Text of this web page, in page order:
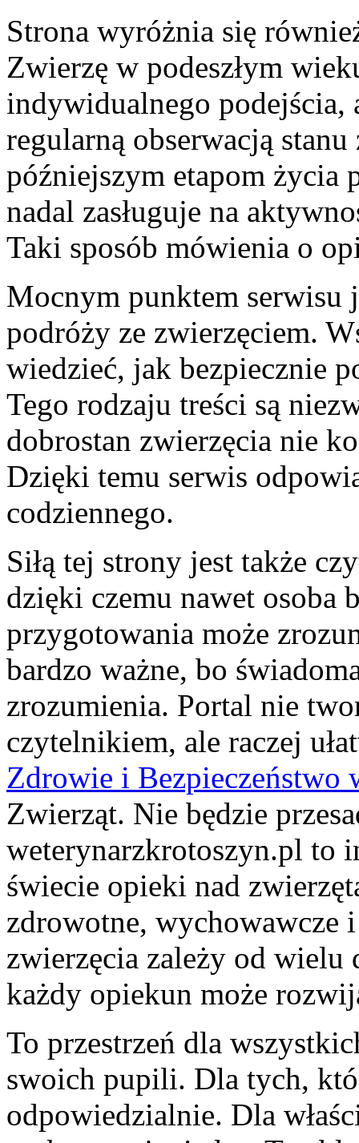
Strona wyróżnia się
Zwierzę w podeszłym
indywidualnego podejścia,
regularną obserwacją
późniejszym etapom życia
nadal zasługuje na
Taki sposób mówienia o
Mocnym punktem serwisu
podróży ze zwierzęciem.
wiedzieć, jak bezpiecznie
Tego rodzaju treści są
dobrostan zwierzęcia nie
Dzięki temu serwis
codziennego.
Siłą tej strony jest także
dzięki czemu nawet osoba
przygotowania może
bardzo ważne, bo
zrozumienia. Portal nie
czytelnikiem, ale raczej
Zdrowie i Bezpieczeństwo
Zwierząt. Nie będzie
weterynarzkrotoszyn.pl to
świecie opieki nad
zdrowotne, wychowawcze
zwierzęcia zależy od wielu
każdy opiekun może
To przestrzeń dla
swoich pupili. Dla tych,
odpowiedzialnie. Dla